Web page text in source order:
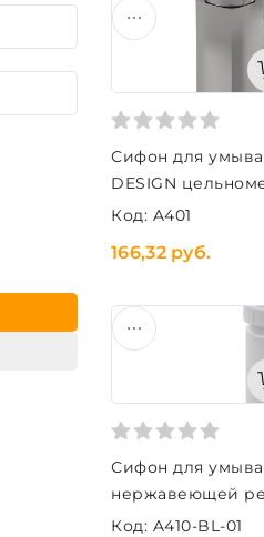
Сифон для
DESIGN
Код: A401
166,32 руб.
Сифон для
нержавеющей
Код: A410-BL-01